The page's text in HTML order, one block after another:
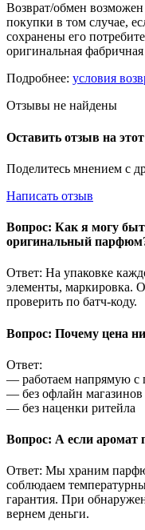
Возврат/обмен
покупки в том случае,
сохранены его
оригинальная
Подробнее: условия
Отзывы не найдены
Оставить отзыв на
Поделитесь мнением с
Написать отзыв
Вопрос: Как я могу
оригинальный
Ответ: На упаковке
элементы, маркировка.
проверить по батч-коду.
Вопрос: Почему цена
Ответ:
— работаем напрямую с
— без офлайн магазинов
— без наценки ритейла
Вопрос: А если аромат
Ответ: Мы храним
соблюдаем
гарантия. При
вернем деньги.